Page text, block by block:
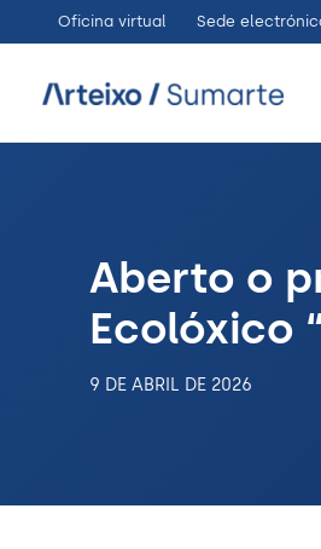
ao
contido
Oficina virtual Sede
Aberto o
Ecolóxico
9 DE ABRIL DE 2026